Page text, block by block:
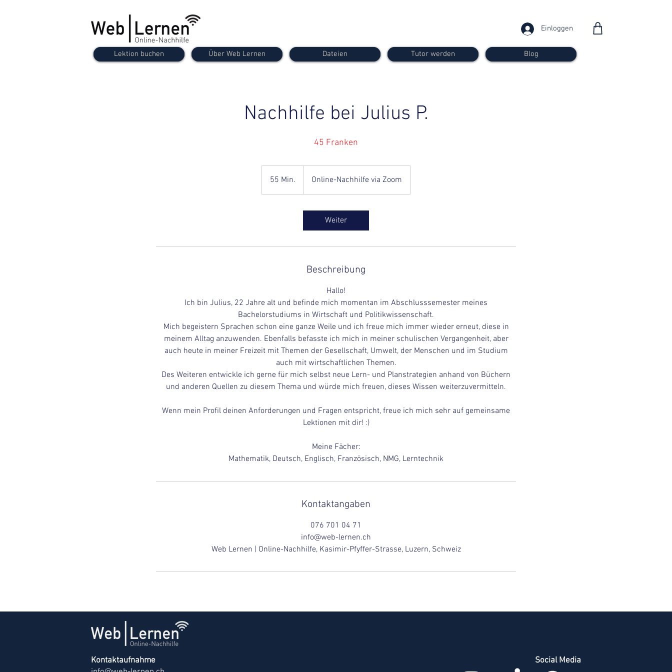
Einloggen
Lektion buchen Über Web Lernen Dateien Tutor werden Blog
Nachhilfe bei Julius P.
45 Franken
55 Min.
5
Online-Nachhilfe via Zoom
Weiter
Beschreibung
Hallo!
Ich bin Julius, 22 Jahre alt und befinde mich momentan im Abschlusssemester meines
Bachelorstudiums in Wirtschaft und Politikwissenschaft.
Mich begeistern Sprachen schon eine ganze Weile und ich freue mich immer wieder erneut, diese in
meinem Alltag anzuwenden. Ebenfalls befasste ich mich in meiner schulischen Vergangenheit, aber
auch heute in meiner Freizeit mit Themen der Gesellschaft, Umwelt, der Menschen und im Studium
auch mit wirtschaftlichen Themen.
Des Weiteren entwickle ich gerne für mich selbst neue Lern- und Planstrategien anhand von Büchern
und anderen Quellen zu diesem Thema und würde mich freuen, dieses Wissen weiterzuvermitteln.
Wenn mein Profil deinen Anforderungen und Fragen entspricht, freue ich mich sehr auf gemeinsame
Lektionen mit dir! :)
Meine Fächer:
Mathematik, Deutsch, Englisch, Französisch, NMG, Lerntechnik
Kontaktangaben
076 701 04 71
info@web-lernen.ch
Web Lernen | Online-Nachhilfe, Kasimir-Pfyffer-Strasse, Luzern, Schweiz
Kontaktaufnahme
Social Media